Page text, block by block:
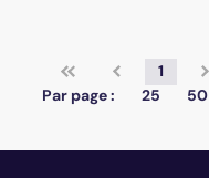
1
Par page :
25 50